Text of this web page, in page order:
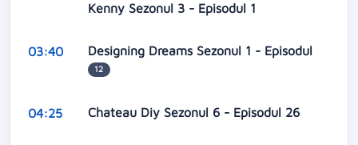
Kenny Sezonul 3 - Episodul 1
03:40 Designing Dreams Sezonul 1 - Episodul
12
04:25 Chateau Diy Sezonul 6 - Episodul 26